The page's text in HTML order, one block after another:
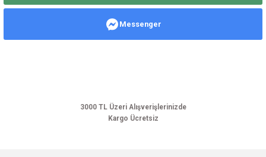
Ürün resmi kalitesiz, bozuk veya görüntülenemiyor.
Messenger
3000 TL Üzeri Alışverişlerinizde
Kargo Ücretsiz